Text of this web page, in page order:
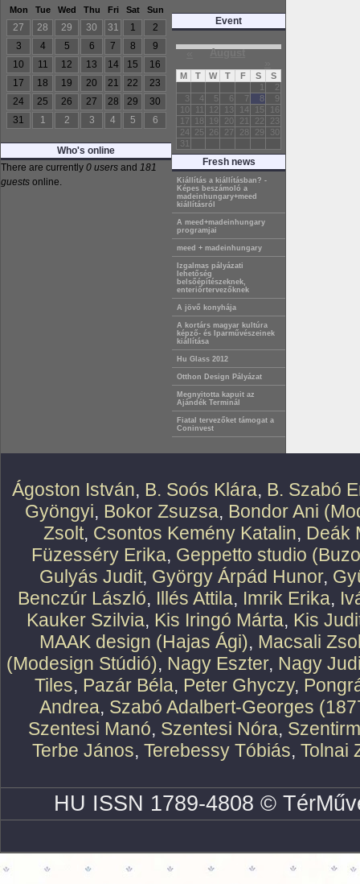
Mon Tue Wed Thu Fri Sat Sun
27 28 29 30 31 1
2
3
4 5 6 7 8
9
10
11 12 13 14 15
16
17
18 19 20 21 22
23
24
25 26 27 28 29
30
31
1 2 3 4 5 6
Who's online
There are currently 0 users and 181
guests online.
Event
« August
M T W T F S
S
1
2
3
4 5 6 7 8
9
10
11 12 13 14 15
16
17
18 19 20 21 22
23
24
25 26 27 28 29
30
31
Fresh news
Kiállítás a kiállításban? -
Képes beszámoló a
madeinhungary+meed
kiállításról
A meed+madeinhungary
programjai
meed + madeinhungary
Izgalmas pályázati
lehetőség
belsőépítészeknek,
enteriőrtervezőknek
A jövő konyhája
A kortárs magyar kultúra
képző- és Iparművészeinek
kiállítása
Hu Glass 2012
Otthon Design Pályázat
Megnyitotta kapuit az
Ajándék Terminál
Fiatal tervezőket támogat a
Coninvest
Ágoston István, B. Soós Klára, B. Szabó
Gyöngyi, Bokor Zsuzsa, Bondor Ani
Zsolt, Csontos Kemény Katalin, Deák
Füzesséry Erika, Geppetto studio
Gulyás Judit, György Árpád Hunor,
Benczúr László, Illés Attila, Imrik Erika,
Kauker Szilvia, Kis Iringó Márta, Kis
MAAK design (Hajas Ági), Macsali
(Modesign Stúdió), Nagy Eszter, Nagy
Tiles, Pazár Béla, Peter Ghyczy,
Andrea, Szabó Adalbert-Georges
Szentesi Manó, Szentesi Nóra,
Terbe János, Terebessy Tóbiás, Tolnai
HU ISSN 1789-4808 ©